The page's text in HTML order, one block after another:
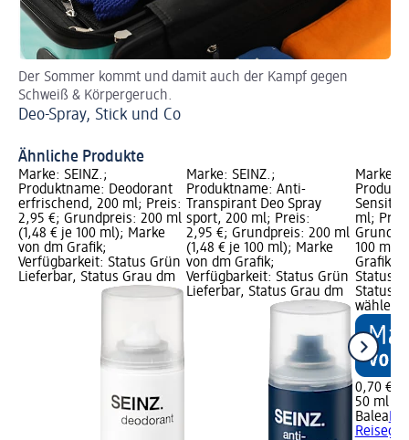
Der Sommer kommt und damit auch der Kampf gegen
Schweiß & Körpergeruch.
Deo-Spray, Stick und Co
Ähnliche Produkte
Marke: SEINZ.;
Produktname: Deodorant
erfrischend, 200 ml; Preis:
2,95 €; Grundpreis: 200 ml
(1,48 € je 100 ml); Marke
von dm Grafik;
Verfügbarkeit: Status Grün
Lieferbar, Status Grau dm
Marke: SEINZ.;
Produktname: Anti-
Transpirant Deo Spray
sport, 200 ml; Preis:
2,95 €; Grundpreis: 200 ml
(1,48 € je 100 ml); Marke
von dm Grafik;
Verfügbarkeit: Status Grün
Lieferbar, Status Grau dm
Marke:
ml;
100 ml);
Grafik;
Status
Status
wählen
0,70 €
50 ml
Balea